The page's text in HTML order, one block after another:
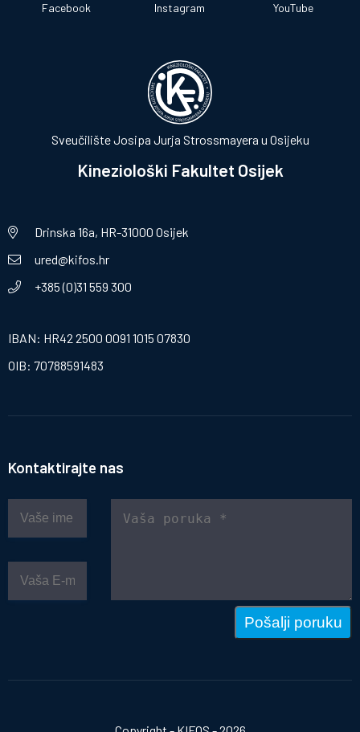
Facebook Instagram YouTube
Sveučilište Josipa Jurja Strossmayera u Osijeku
Kineziološki Fakultet Osijek
Drinska 16a, HR-31000 Osijek
ured@kifos.hr
+385 (0)31 559 300
IBAN: HR42 2500 0091 1015 07830
OIB: 70788591483
Kontaktirajte nas
Pošalji poruku